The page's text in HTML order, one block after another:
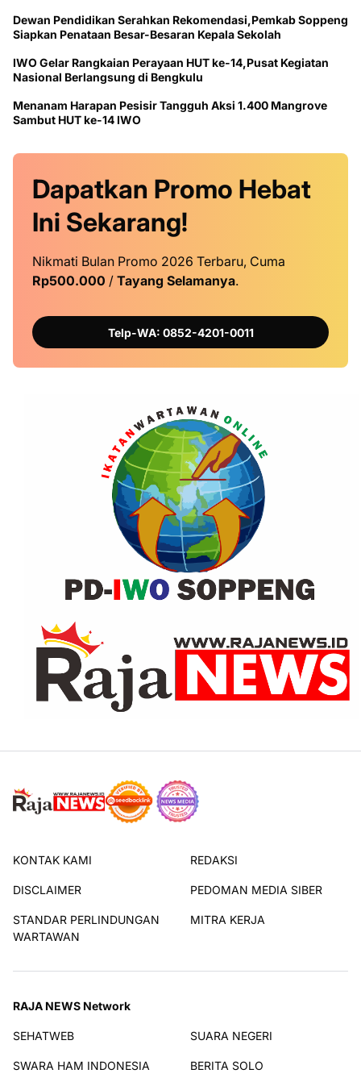
Dewan Pendidikan Serahkan Rekomendasi,Pemkab Soppeng
Siapkan Penataan Besar-Besaran Kepala Sekolah
IWO Gelar Rangkaian Perayaan HUT ke-14,Pusat Kegiatan
Nasional Berlangsung di Bengkulu
Menanam Harapan Pesisir Tangguh Aksi 1.400 Mangrove
Sambut HUT ke-14 IWO
Dapatkan Promo Hebat
Ini Sekarang!
Nikmati Bulan Promo 2026 Terbaru, Cuma
Rp500.000 / Tayang Selamanya.
Telp-WA: 0852-4201-0011
KONTAK KAMI REDAKSI
DISCLAIMER PEDOMAN MEDIA SIBER
STANDAR PERLINDUNGAN
WARTAWAN
MITRA KERJA
RAJA NEWS Network
SEHATWEB SUARA NEGERI
SWARA HAM INDONESIA BERITA SOLO